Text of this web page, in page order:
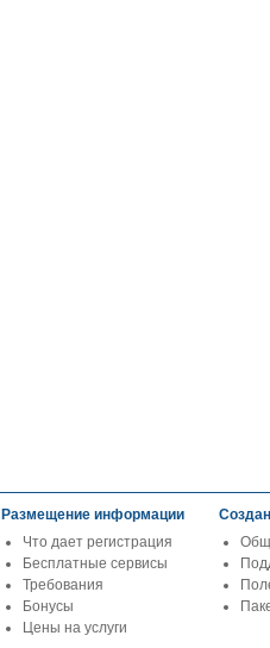
Размещение информации
Что дает регистрация
Бесплатные сервисы
Требования
Бонусы
Цены на услуги